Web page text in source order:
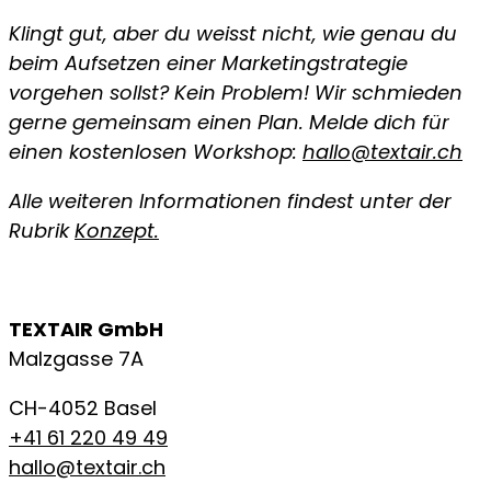
Klingt gut, aber du weisst nicht, wie genau du
beim Aufsetzen einer Marketingstrategie
vorgehen sollst? Kein Problem! Wir schmieden
gerne gemeinsam einen Plan. Melde dich für
einen kostenlosen Workshop: hallo@textair.ch
Alle weiteren Informationen findest unter der
RubrikKonzept.
TEXTAIR GmbH
Malzgasse 7A
CH-4052 Basel
+41 61 220 49 49
hallo@textair.ch